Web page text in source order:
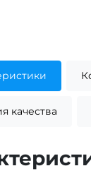
качества